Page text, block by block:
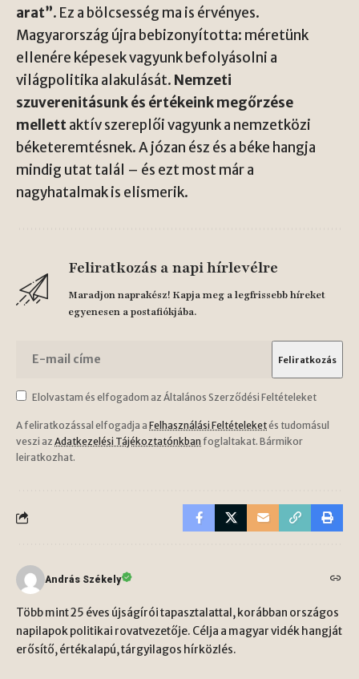
arat”. Ez a bölcsesség ma is érvényes.
Magyarország újra bebizonyította: méretünk
ellenére képesek vagyunk befolyásolni a
világpolitika alakulását. Nemzeti
szuverenitásunk és értékeink megőrzése
mellettaktív szereplői vagyunk a nemzetközi
béketeremtésnek. A józan ész és a béke hangja
mindig utat talál – és ezt most már a
nagyhatalmak is elismerik.
Feliratkozás a napi hírlevélre
Maradjon naprakész! Kapja meg a legfrissebb híreket
egyenesen a postafiókjába.
Elolvastam és elfogadom az Általános Szerződési Feltételeket
A feliratkozással elfogadja a Felhasználási Feltételeketés tudomásul
veszi az Adatkezelési Tájékoztatónkban foglaltakat. Bármikor
leiratkozhat.
András Székely
Több mint 25 éves újságírói tapasztalattal, korábban országos
napilapok politikai rovatvezetője. Célja a magyar vidék hangját
erősítő, értékalapú, tárgyilagos hírközlés.